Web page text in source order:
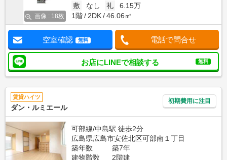
画像 : 18枚
敷
なし 礼
6.15万
1階
2DK 46.06㎡
空室確認 無料 電話で問合せ
お店にLINEで相談する 無料
賃貸ハイツ
ダン・ルミエール
初期費用に注目
可部線/中島駅 徒歩2分
広島県広島市安佐北区可部南１丁目
築年数
築7年
建物階数
2階建